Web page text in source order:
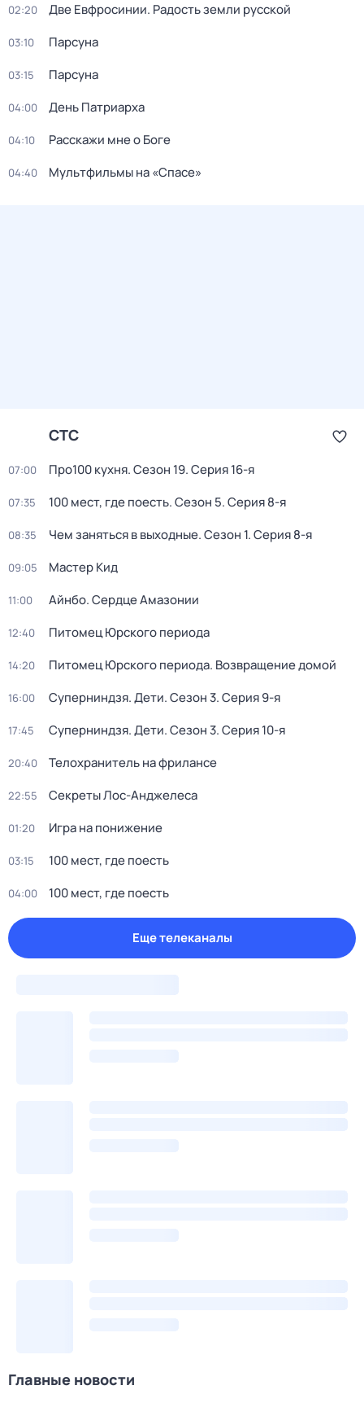
02:20 Две Евфросинии. Радость земли русской
03:10 Парсуна
03:15 Парсуна
04:00 День Патриарха
04:10 Расскажи мне о Боге
04:40 Мультфильмы на «Спасе»
СТС
07:00 Про100 кухня. Сезон 19. Серия 16-я
07:35 100 мест, где поесть. Сезон 5. Серия 8-я
08:35 Чем заняться в выходные. Сезон 1. Серия 8-я
09:05 Мастер Кид
11:00 Айнбо. Сердце Амазонии
12:40 Питомец Юрского периода
14:20 Питомец Юрского периода. Возвращение домой
16:00 Суперниндзя. Дети. Сезон 3. Серия 9-я
17:45 Суперниндзя. Дети. Сезон 3. Серия 10-я
20:40 Телохранитель на фрилансе
22:55 Секреты Лос-Анджелеса
01:20 Игра на понижение
03:15 100 мест, где поесть
04:00 100 мест, где поесть
Еще телеканалы
Главные новости